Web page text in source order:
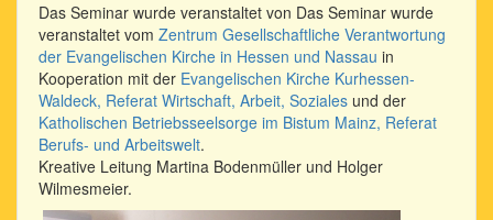
Das Seminar wurde veranstaltet von Das Seminar wurde
veranstaltet vom Zentrum Gesellschaftliche Verantwortung
der Evangelischen Kirche in Hessen und Nassau in
Kooperation mit der Evangelischen Kirche Kurhessen-
Waldeck, Referat Wirtschaft, Arbeit, Soziales und der
Katholischen Betriebsseelsorge im Bistum Mainz, Referat
Berufs- und Arbeitswelt.
Kreative Leitung Martina Bodenmüller und Holger
Wilmesmeier.